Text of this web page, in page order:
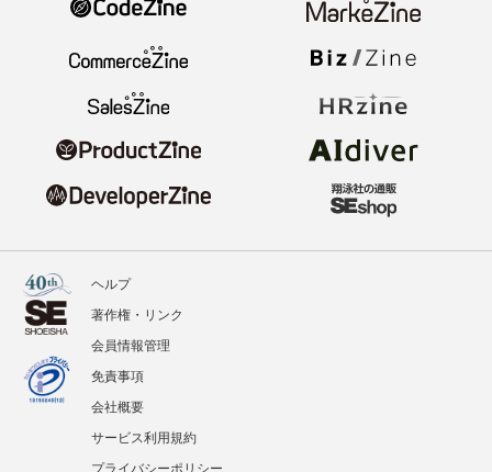
ヘルプ
著作権・リンク
会員情報管理
免責事項
会社概要
サービス利用規約
プライバシーポリシー